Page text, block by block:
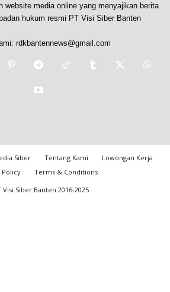
website media online yang menyajikan berita
hukum resmi PT Visi Siber Banten
rdkbantennews@gmail.com
Siber Tentang Kami
Lowongan Kerja
Policy
Terms & Conditions
Visi Siber Banten 2016-2025